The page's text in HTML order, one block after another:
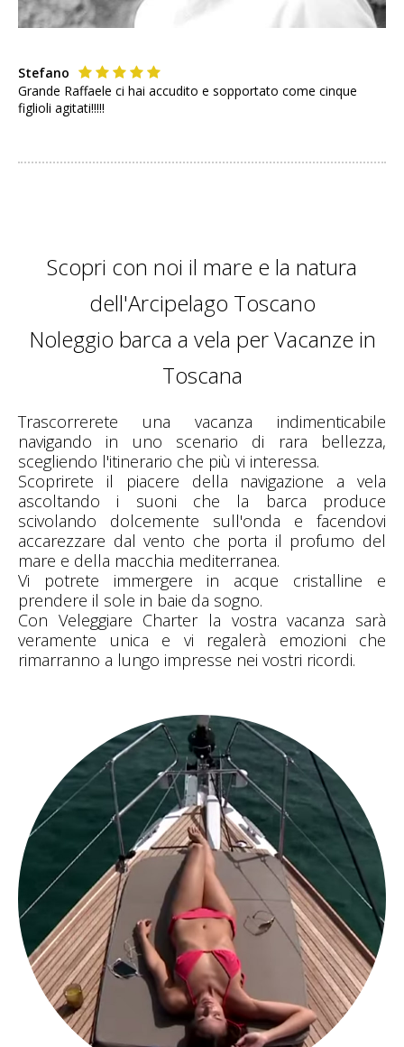
Stefano
Grande Raffaele ci hai accudito e sopportato come cinque
figlioli agitati!!!!!
Scopri con noi il mare e la natura
dell'Arcipelago Toscano
Noleggio barca a vela per Vacanze in
Toscana
Trascorrerete una vacanza indimenticabile
navigando in uno scenario di rara bellezza,
scegliendo l'itinerario che più vi interessa.
Scoprirete il piacere della navigazione a vela
ascoltando i suoni che la barca produce
scivolando dolcemente sull'onda e facendovi
accarezzare dal vento che porta il profumo del
mare e della macchia mediterranea.
Vi potrete immergere in acque cristalline e
prendere il sole in baie da sogno.
Con Veleggiare Charter la vostra vacanza sarà
veramente unica e vi regalerà emozioni che
rimarranno a lungo impresse nei vostri ricordi.